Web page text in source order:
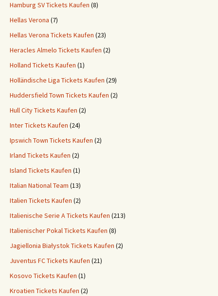
Hamburg SV Tickets Kaufen (8)
Hellas Verona (7)
Hellas Verona Tickets Kaufen (23)
Heracles Almelo Tickets Kaufen (2)
Holland Tickets Kaufen (1)
Holländische Liga Tickets Kaufen (29)
Huddersfield Town Tickets Kaufen (2)
Hull City Tickets Kaufen (2)
Inter Tickets Kaufen (24)
Ipswich Town Tickets Kaufen (2)
Irland Tickets Kaufen (2)
Island Tickets Kaufen (1)
Italian National Team (13)
Italien Tickets Kaufen (2)
Italienische Serie A Tickets Kaufen (213)
Italienischer Pokal Tickets Kaufen (8)
Jagiellonia Białystok Tickets Kaufen (2)
Juventus FC Tickets Kaufen (21)
Kosovo Tickets Kaufen (1)
Kroatien Tickets Kaufen (2)